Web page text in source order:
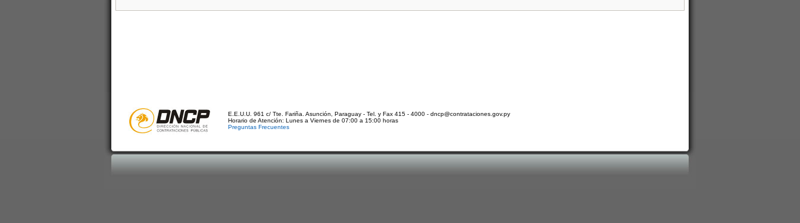
E.E.U.U. 961 c/ Tte. Fariña. Asunción, Paraguay - Tel. y Fax 415 - 4000 - dncp@contrataciones.gov.py
Horario de Atención: Lunes a Viernes de 07:00 a 15:00 horas
Preguntas Frecuentes